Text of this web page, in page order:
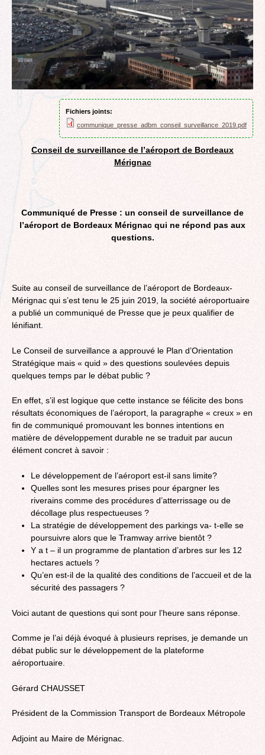
Fichiers joints:
communique_presse_adbm_conseil_surveillance_2019.pdf
Conseil de surveillance de l’aéroport de Bordeaux
Mérignac
Communiqué de Presse : un conseil de surveillance de
l’aéroport de Bordeaux Mérignac qui ne répond pas aux
questions.
Suite au conseil de surveillance de l’aéroport de Bordeaux-
Mérignac qui s’est tenu le 25 juin 2019, la société aéroportuaire
a publié un communiqué de Presse que je peux qualifier de
lénifiant.
Le Conseil de surveillance a approuvé le Plan d’Orientation
Stratégique mais « quid » des questions soulevées depuis
quelques temps par le débat public ?
En effet, s’il est logique que cette instance se félicite des bons
résultats économiques de l’aéroport, la paragraphe « creux » en
fin de communiqué promouvant les bonnes intentions en
matière de développement durable ne se traduit par aucun
élément concret à savoir :
Le développement de l’aéroport est-il sans limite?
Quelles sont les mesures prises pour épargner les
riverains comme des procédures d’atterrissage ou de
décollage plus respectueuses ?
La stratégie de développement des parkings va- t-elle se
poursuivre alors que le Tramway arrive bientôt ?
Y a t – il un programme de plantation d’arbres sur les 12
hectares actuels ?
Qu’en est-il de la qualité des conditions de l’accueil et de la
sécurité des passagers ?
Voici autant de questions qui sont pour l’heure sans réponse.
Comme je l’ai déjà évoqué à plusieurs reprises, je demande un
débat public sur le développement de la plateforme
aéroportuaire.
Gérard CHAUSSET
Président de la Commission Transport de Bordeaux Métropole
Adjoint au Maire de Mérignac.